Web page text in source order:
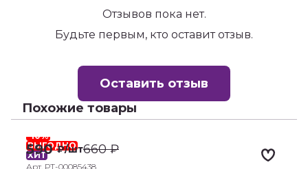
Отзывов пока нет.
Будьте первым, кто оставит отзыв.
Оставить отзыв
Похожие товары
ВЫГОДНО
ХИТ
-10%
590₽/шт660₽
Арт. РТ-00085438